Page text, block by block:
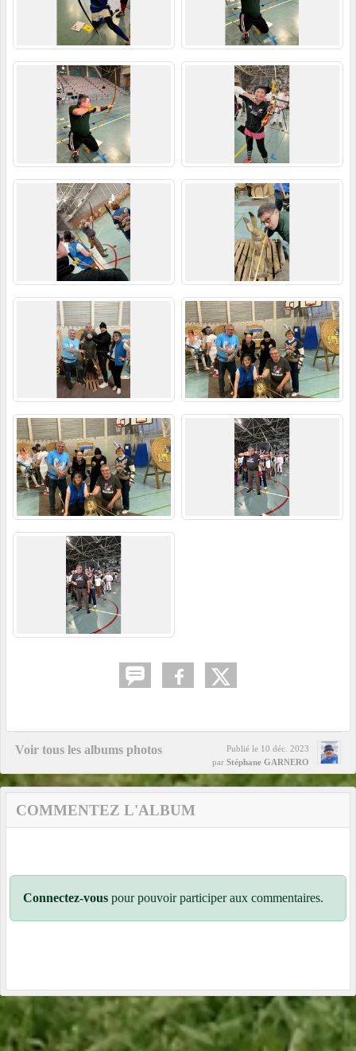
Voir tous les albums photos Publié le 10 déc. 2023
par Stéphane GARNERO
COMMENTEZ L'ALBUM
Connectez-vous pour pouvoir participer aux commentaires.